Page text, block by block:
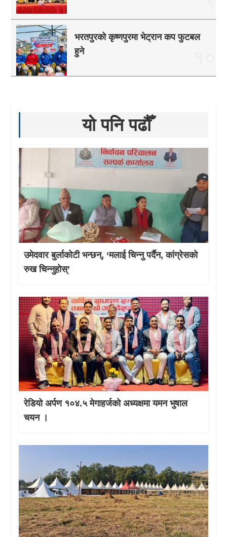
भरतपुरको कृष्णपुरमा भेट्रान कप फुटबल
हुने
यो पनि पढौँ
उमेदवार बुर्लाकोटी भन्छन्, ‘मलाई चिन्नु पर्दैन, कांग्रेसको
रुख चिन्नुहोस्’
रेडियो अर्पण १०४.५ मेगाहर्जको अध्यक्षमा यमन भुषाल
चयन ।